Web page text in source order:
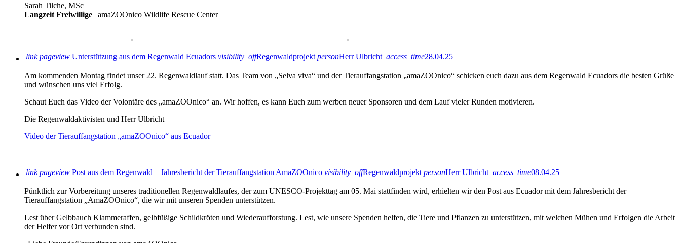
Sarah Tilche, MSc
Langzeit Freiwillige | amaZOOnico Wildlife Rescue Center
link pageview Unterstützung aus dem Regenwald Ecuadors visibility_offRegenwaldprojekt personHerr Ulbricht access_time28.04.25
Am kommenden Montag findet unser 22. Regenwaldlauf statt. Das Team von „Selva viva“ und der Tierauffangstation „amaZOOnico“ schicken euch dazu aus dem Regenwald Ecuadors die besten Grüße
und wünschen uns viel Erfolg.
Schaut Euch das Video der Volontäre des „amaZOOnico“ an. Wir hoffen, es kann Euch zum werben neuer Sponsoren und dem Lauf vieler Runden motivieren.
Die Regenwaldaktivisten und Herr Ulbricht
Video der Tierauffangstation „amaZOOnico“ aus Ecuador
link pageview Post aus dem Regenwald – Jahresbericht der Tierauffangstation AmaZOOnico visibility_offRegenwaldprojekt personHerr Ulbricht access_time08.04.25
Pünktlich zur Vorbereitung unseres traditionellen Regenwaldlaufes, der zum UNESCO-Projekttag am 05. Mai stattfinden wird, erhielten wir den Post aus Ecuador mit dem Jahresbericht der
Tierauffangstation „AmaZOOnico“, die wir mit unseren Spenden unterstützen.
Lest über Gelbbauch Klammeraffen, gelbfüßige Schildkröten und Wiederaufforstung. Lest, wie unsere Spenden helfen, die Tiere und Pflanzen zu unterstützen, mit welchen Mühen und Erfolgen die Arbeit
der Helfer vor Ort verbunden sind.